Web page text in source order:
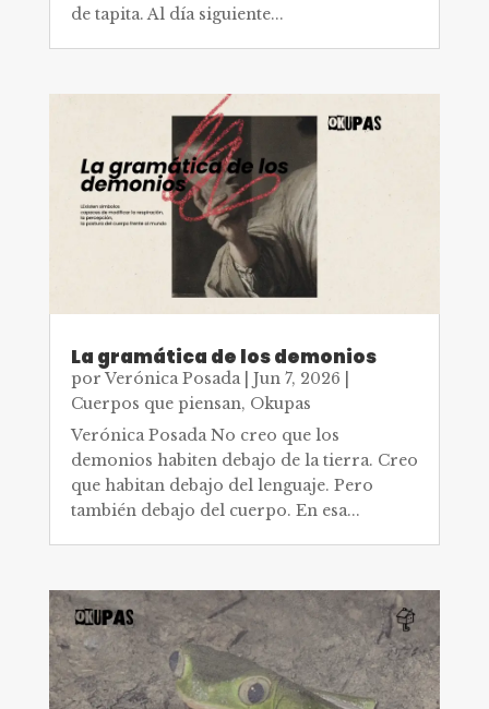
de tapita. Al día siguiente...
La gramática de los demonios
por Verónica Posada Jun 7, 2026
Cuerpos que piensan, Okupas
Verónica Posada No creo que los
demonios habiten debajo de la tierra. Creo
que habitan debajo del lenguaje. Pero
también debajo del cuerpo. En esa...